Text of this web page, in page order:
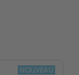
NOUVEAU